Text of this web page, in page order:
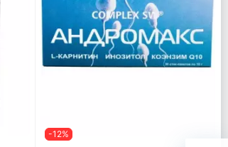
-12%